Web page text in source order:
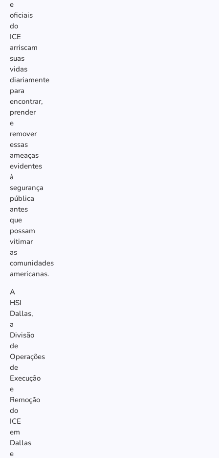
e
oficiais
do
ICE
arriscam
suas
vidas
diariamente
para
encontrar,
prender
e
remover
essas
ameaças
evidentes
à
segurança
pública
antes
que
possam
vitimar
as
comunidades
americanas.
A
HSI
Dallas,
a
Divisão
de
Operações
de
Execução
e
Remoção
do
ICE
em
Dallas
e